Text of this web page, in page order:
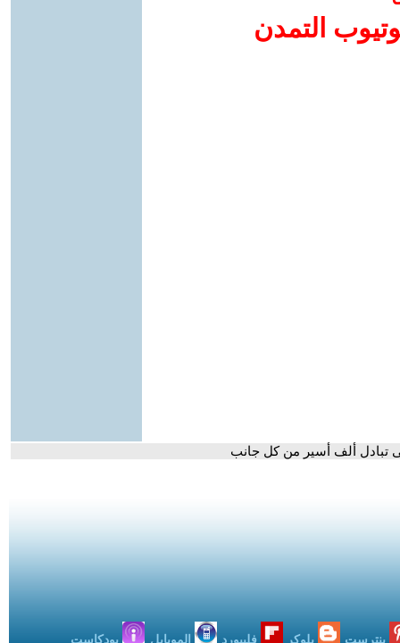
التمدن
على تبادل ألف أسير من كل جانب
بنترست بلوكر فليبورد الموبايل بودكاست